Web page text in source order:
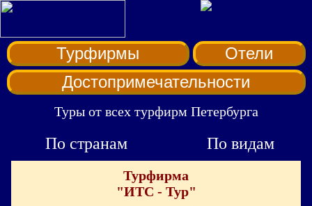
Турфирмы
Отели
Достопримечательности
Туры от всех турфирм Петербурга
По странам По видам
Турфирма
"ИТС - Тур"